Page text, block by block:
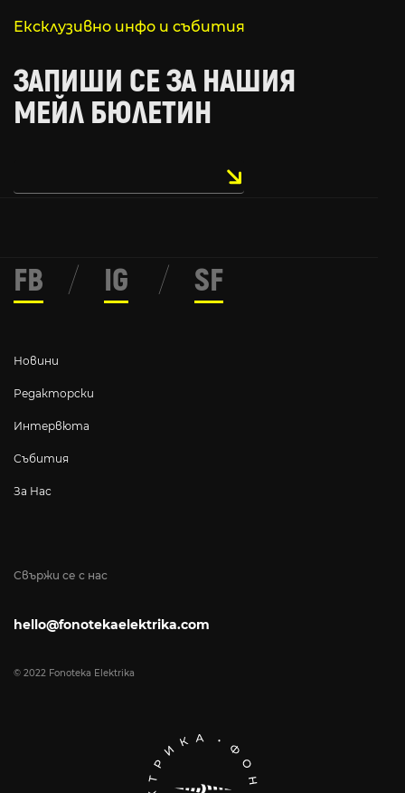
Ексклузивно инфо и събития
ЗАПИШИ СЕ ЗА НАШИЯ
МЕЙЛ БЮЛЕТИН
Свържи се с нас
hello@fonotekaelektrika.com
© 2022 Fonoteka Elektrika
Новини
Редакторски
Интервюта
Събития
За Нас
FB / IG / SF